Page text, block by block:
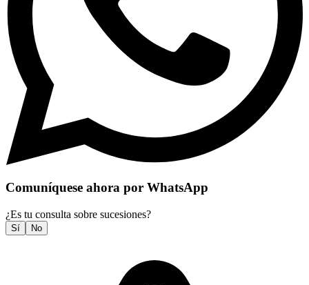
Comuníquese ahora por WhatsApp
¿Es tu consulta sobre sucesiones?
Sí No